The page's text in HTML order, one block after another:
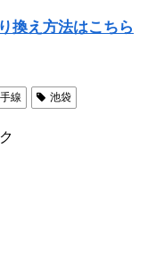
換え方法はこちら
線 池袋